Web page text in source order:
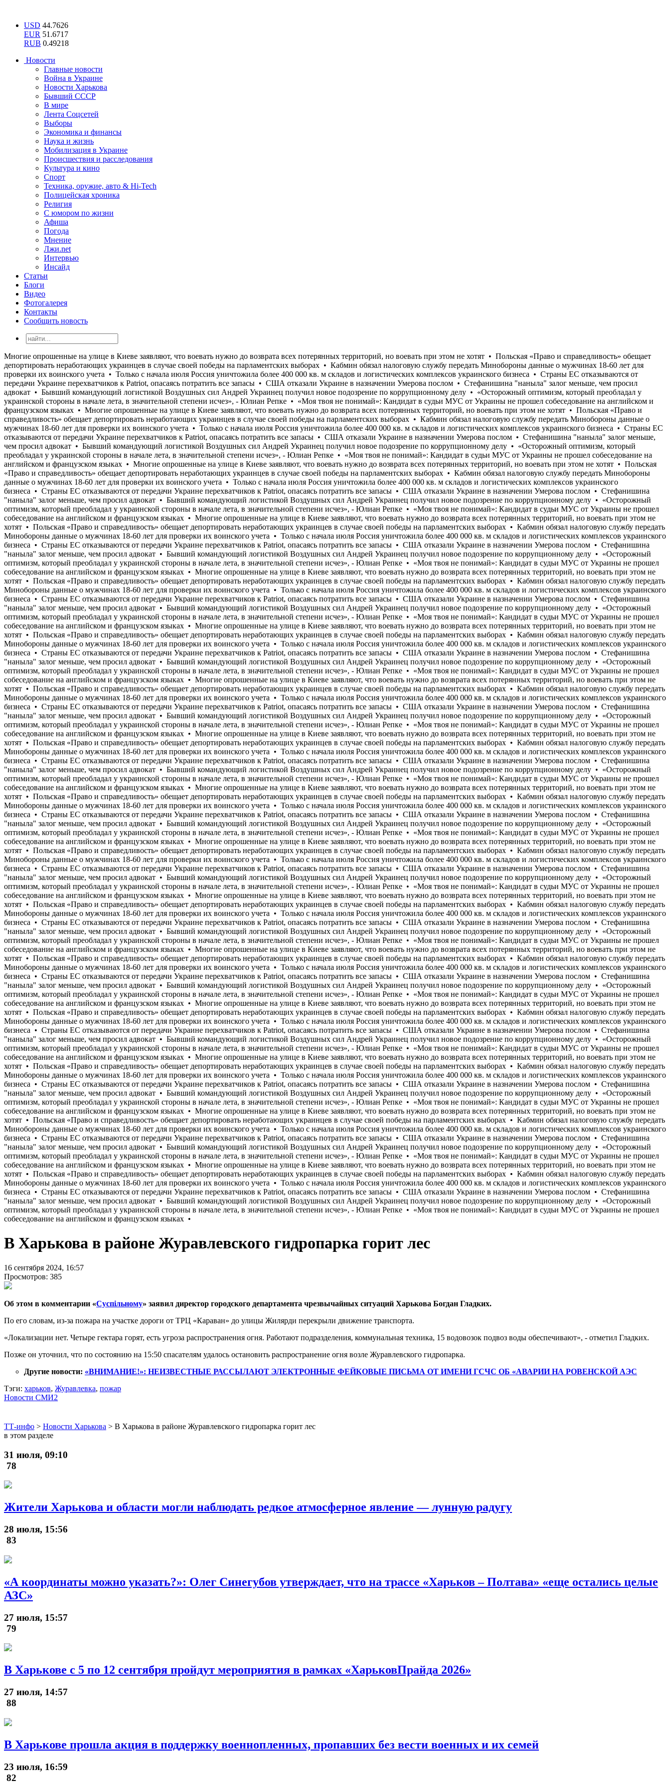
USD 44.7626
EUR 51.6717
RUB 0.49218
Новости
Главные новости
Война в Украине
Новости Харькова
Бывший СССР
В мире
Лента Соцсетей
Выборы
Экономика и финансы
Наука и жизнь
Мобилизация в Украине
Происшествия и расследования
Культура и кино
Спорт
Техника, оружие, авто & Hi-Tech
Полицейская хроника
Религия
С юмором по жизни
Афиша
Погода
Мнение
Лжи.net
Интервью
Инсайд
Статьи
Блоги
Видео
Фотогалерея
Контакты
Сообщить новость
Многие опрошенные на улице в Киеве заявляют, что воевать нужно до возврата всех потерянных территорий, но воевать при этом не хотят • Польская «Право и справедливость» обещает депортировать неработающих украинцев в случае своей победы на парламентских выборах • Кабмин обязал налоговую службу передать Минобороны данные о мужчинах 18-60 лет для проверки их воинского учета • Только с начала июля Россия уничтожила более 400 000 кв. м складов и логистических комплексов украинского бизнеса • Страны ЕС отказываются от передачи Украине перехватчиков к Patriot, опасаясь потратить все запасы • США отказали Украине в назначении Умерова послом • Стефанишина "наныла" залог меньше, чем просил адвокат • Бывший командующий логистикой Воздушных сил Андрей Украинец получил новое подозрение по коррупционному делу • «Осторожный оптимизм, который преобладал у украинской стороны в начале лета, в значительной степени исчез», - Юлиан Репке • «Моя твоя не понимай»: Кандидат в судьи МУС от Украины не прошел собеседование на английском и французском языках • Многие опрошенные на улице в Киеве заявляют, что воевать нужно до возврата всех потерянных территорий, но воевать при этом не хотят • Польская «Право и справедливость» обещает депортировать неработающих украинцев в случае своей победы на парламентских выборах • Кабмин обязал налоговую службу передать Минобороны данные о мужчинах 18-60 лет для проверки их воинского учета • Только с начала июля Россия уничтожила более 400 000 кв. м складов и логистических комплексов украинского бизнеса • Страны ЕС отказываются от передачи Украине перехватчиков к Patriot, опасаясь потратить все запасы • США отказали Украине в назначении Умерова послом • Стефанишина "наныла" залог меньше, чем просил адвокат • Бывший командующий логистикой Воздушных сил Андрей Украинец получил новое подозрение по коррупционному делу • «Осторожный оптимизм, который преобладал у украинской стороны в начале лета, в значительной степени исчез», - Юлиан Репке • «Моя твоя не понимай»: Кандидат в судьи МУС от Украины не прошел собеседование на английском и французском языках • Многие опрошенные на улице в Киеве заявляют, что воевать нужно до возврата всех потерянных территорий, но воевать при этом не хотят • Польская «Право и справедливость» обещает депортировать неработающих украинцев в случае своей победы на парламентских выборах • Кабмин обязал налоговую службу передать Минобороны данные о мужчинах 18-60 лет для проверки их воинского учета • Только с начала июля Россия уничтожила более 400 000 кв. м складов и логистических комплексов украинского бизнеса • Страны ЕС отказываются от передачи Украине перехватчиков к Patriot, опасаясь потратить все запасы • США отказали Украине в назначении Умерова послом • Стефанишина "наныла" залог меньше, чем просил адвокат • Бывший командующий логистикой Воздушных сил Андрей Украинец получил новое подозрение по коррупционному делу • «Осторожный оптимизм, который преобладал у украинской стороны в начале лета, в значительной степени исчез», - Юлиан Репке • «Моя твоя не понимай»: Кандидат в судьи МУС от Украины не прошел собеседование на английском и французском языках • Многие опрошенные на улице в Киеве заявляют, что воевать нужно до возврата всех потерянных территорий, но воевать при этом не хотят • Польская «Право и справедливость» обещает депортировать неработающих украинцев в случае своей победы на парламентских выборах • Кабмин обязал налоговую службу передать Минобороны данные о мужчинах 18-60 лет для проверки их воинского учета • Только с начала июля Россия уничтожила более 400 000 кв. м складов и логистических комплексов украинского бизнеса • Страны ЕС отказываются от передачи Украине перехватчиков к Patriot, опасаясь потратить все запасы • США отказали Украине в назначении Умерова послом • Стефанишина "наныла" залог меньше, чем просил адвокат • Бывший командующий логистикой Воздушных сил Андрей Украинец получил новое подозрение по коррупционному делу • «Осторожный оптимизм, который преобладал у украинской стороны в начале лета, в значительной степени исчез», - Юлиан Репке • «Моя твоя не понимай»: Кандидат в судьи МУС от Украины не прошел собеседование на английском и французском языках • Многие опрошенные на улице в Киеве заявляют, что воевать нужно до возврата всех потерянных территорий, но воевать при этом не хотят • Польская «Право и справедливость» обещает депортировать неработающих украинцев в случае своей победы на парламентских выборах • Кабмин обязал налоговую службу передать Минобороны данные о мужчинах 18-60 лет для проверки их воинского учета • Только с начала июля Россия уничтожила более 400 000 кв. м складов и логистических комплексов украинского бизнеса • Страны ЕС отказываются от передачи Украине перехватчиков к Patriot, опасаясь потратить все запасы • США отказали Украине в назначении Умерова послом • Стефанишина "наныла" залог меньше, чем просил адвокат • Бывший командующий логистикой Воздушных сил Андрей Украинец получил новое подозрение по коррупционному делу • «Осторожный оптимизм, который преобладал у украинской стороны в начале лета, в значительной степени исчез», - Юлиан Репке • «Моя твоя не понимай»: Кандидат в судьи МУС от Украины не прошел собеседование на английском и французском языках • Многие опрошенные на улице в Киеве заявляют, что воевать нужно до возврата всех потерянных территорий, но воевать при этом не хотят • Польская «Право и справедливость» обещает депортировать неработающих украинцев в случае своей победы на парламентских выборах • Кабмин обязал налоговую службу передать Минобороны данные о мужчинах 18-60 лет для проверки их воинского учета • Только с начала июля Россия уничтожила более 400 000 кв. м складов и логистических комплексов украинского бизнеса • Страны ЕС отказываются от передачи Украине перехватчиков к Patriot, опасаясь потратить все запасы • США отказали Украине в назначении Умерова послом • Стефанишина "наныла" залог меньше, чем просил адвокат • Бывший командующий логистикой Воздушных сил Андрей Украинец получил новое подозрение по коррупционному делу • «Осторожный оптимизм, который преобладал у украинской стороны в начале лета, в значительной степени исчез», - Юлиан Репке • «Моя твоя не понимай»: Кандидат в судьи МУС от Украины не прошел собеседование на английском и французском языках • Многие опрошенные на улице в Киеве заявляют, что воевать нужно до возврата всех потерянных территорий, но воевать при этом не хотят • Польская «Право и справедливость» обещает депортировать неработающих украинцев в случае своей победы на парламентских выборах • Кабмин обязал налоговую службу передать Минобороны данные о мужчинах 18-60 лет для проверки их воинского учета • Только с начала июля Россия уничтожила более 400 000 кв. м складов и логистических комплексов украинского бизнеса • Страны ЕС отказываются от передачи Украине перехватчиков к Patriot, опасаясь потратить все запасы • США отказали Украине в назначении Умерова послом • Стефанишина "наныла" залог меньше, чем просил адвокат • Бывший командующий логистикой Воздушных сил Андрей Украинец получил новое подозрение по коррупционному делу • «Осторожный оптимизм, который преобладал у украинской стороны в начале лета, в значительной степени исчез», - Юлиан Репке • «Моя твоя не понимай»: Кандидат в судьи МУС от Украины не прошел собеседование на английском и французском языках • Многие опрошенные на улице в Киеве заявляют, что воевать нужно до возврата всех потерянных территорий, но воевать при этом не хотят • Польская «Право и справедливость» обещает депортировать неработающих украинцев в случае своей победы на парламентских выборах • Кабмин обязал налоговую службу передать Минобороны данные о мужчинах 18-60 лет для проверки их воинского учета • Только с начала июля Россия уничтожила более 400 000 кв. м складов и логистических комплексов украинского бизнеса • Страны ЕС отказываются от передачи Украине перехватчиков к Patriot, опасаясь потратить все запасы • США отказали Украине в назначении Умерова послом • Стефанишина "наныла" залог меньше, чем просил адвокат • Бывший командующий логистикой Воздушных сил Андрей Украинец получил новое подозрение по коррупционному делу • «Осторожный оптимизм, который преобладал у украинской стороны в начале лета, в значительной степени исчез», - Юлиан Репке • «Моя твоя не понимай»: Кандидат в судьи МУС от Украины не прошел собеседование на английском и французском языках • Многие опрошенные на улице в Киеве заявляют, что воевать нужно до возврата всех потерянных территорий, но воевать при этом не хотят • Польская «Право и справедливость» обещает депортировать неработающих украинцев в случае своей победы на парламентских выборах • Кабмин обязал налоговую службу передать Минобороны данные о мужчинах 18-60 лет для проверки их воинского учета • Только с начала июля Россия уничтожила более 400 000 кв. м складов и логистических комплексов украинского бизнеса • Страны ЕС отказываются от передачи Украине перехватчиков к Patriot, опасаясь потратить все запасы • США отказали Украине в назначении Умерова послом • Стефанишина "наныла" залог меньше, чем просил адвокат • Бывший командующий логистикой Воздушных сил Андрей Украинец получил новое подозрение по коррупционному делу • «Осторожный оптимизм, который преобладал у украинской стороны в начале лета, в значительной степени исчез», - Юлиан Репке • «Моя твоя не понимай»: Кандидат в судьи МУС от Украины не прошел собеседование на английском и французском языках • Многие опрошенные на улице в Киеве заявляют, что воевать нужно до возврата всех потерянных территорий, но воевать при этом не хотят • Польская «Право и справедливость» обещает депортировать неработающих украинцев в случае своей победы на парламентских выборах • Кабмин обязал налоговую службу передать Минобороны данные о мужчинах 18-60 лет для проверки их воинского учета • Только
В Харькова в районе Журавлевского гидропарка горит лес
16 сентября 2024, 16:57
Просмотров: 385
Об этом в комментарии «Суспільному» заявил директор городского департамента чрезвычайных ситуаций Харькова Богдан Гладких.
По его словам, из-за пожара на участке дороги от ТРЦ «Караван» до улицы Жилярди перекрыли движение транспорта.
«Локализации нет. Четыре гектара горят, есть угроза распространения огня. Работают подразделения, коммунальная техника, 15 водовозок подвоз воды обеспечивают», - отметил Гладких.
Позже он уточнил, что по состоянию на 15:50 спасателям удалось остановить распространение огня возле Журавлевского гидропарка.
Другие новости: «ВНИМАНИЕ!»: НЕИЗВЕСТНЫЕ РАССЫЛАЮТ ЭЛЕКТРОННЫЕ ФЕЙКОВЫЕ ПИСЬМА ОТ ИМЕНИ ГСЧС ОБ «АВАРИИ НА РОВЕНСКОЙ АЭС
Тэги: харьков, Журавлевка, пожар
Новости СМИ2
ТТ-инфо > Новости Харькова > В Харькова в районе Журавлевского гидропарка горит лес
в этом разделе
31 июля, 09:10
78
Жители Харькова и области могли наблюдать редкое атмосферное явление — лунную радугу
28 июля, 15:56
83
«А координаты можно указать?»: Олег Синегубов утверждает, что на трассе «Харьков – Полтава» «еще остались целые
АЗС»
27 июля, 15:57
79
В Харькове с 5 по 12 сентября пройдут мероприятия в рамках «ХарьковПрайда 2026»
27 июля, 14:57
88
В Харькове прошла акция в поддержку военнопленных, пропавших без вести военных и их семей
23 июля, 16:59
82